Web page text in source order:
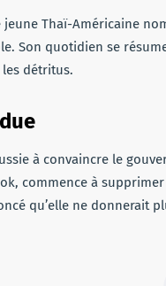
Thaï-Américaine
Son quotidien se
les détritus.
à convaincre le
commence à
qu’elle ne donnerait